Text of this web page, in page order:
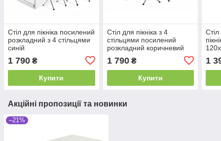
Стіл для пікніка посилений
розкладний з 4 стільцями
синій
1 790 ₴
Купити
Стіл для пікніка з 4
стільцями посилений
розкладний коричневий
1 790₴
Купити
1
Акційні пропозиції та новинки
–21%